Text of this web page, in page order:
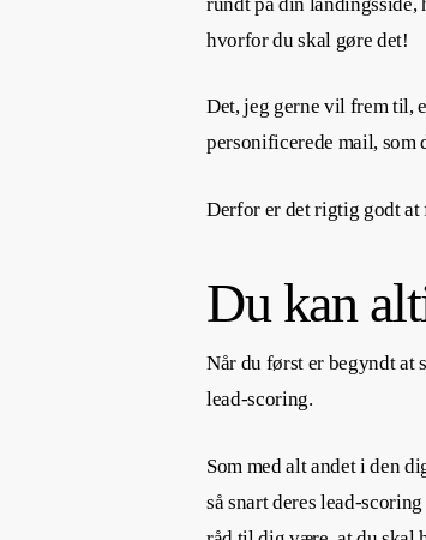
hvorfor du skal gøre det!
Det, jeg gerne vil frem til,
personificerede mail, som
Derfor er det rigtig godt at
Du kan
Når du først er begyndt at
lead-scoring.
Som med alt andet i den
så snart deres lead-